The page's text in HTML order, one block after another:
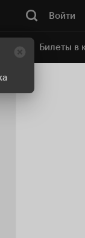
Войти
Билеты в